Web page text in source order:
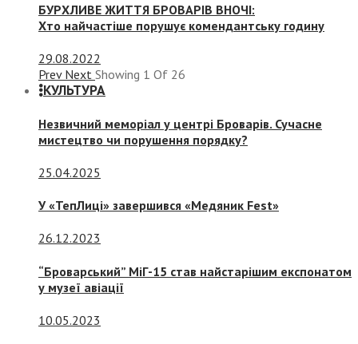
БУРХЛИВЕ ЖИТТЯ БРОВАРІВ ВНОЧІ:
Хто найчастіше порушує комендантську годину
29.08.2022
Prev Next Showing 1 Of 26
КУЛЬТУРА
Незвичний меморіал у центрі Броварів. Сучасне
мистецтво чи порушення порядку?
25.04.2025
У «ТепЛиці» завершився «Медяник Fest»
26.12.2023
“Броварський” МіГ-15 став найстарішим експонатом
у музеї авіації
10.05.2023